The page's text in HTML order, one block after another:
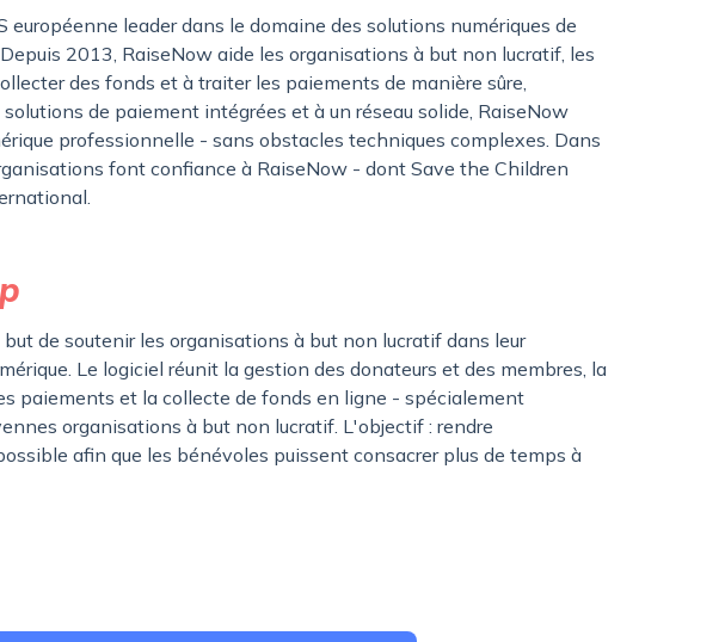
européenne leader dans le domaine des solutions numériques de
2013, RaiseNow aide les organisations à but non lucratif, les
des fonds et à traiter les paiements de manière sûre,
de paiement intégrées et à un réseau solide, RaiseNow
professionnelle - sans obstacles techniques complexes. Dans
font confiance à RaiseNow - dont Save the Children
de soutenir les organisations à but non lucratif dans leur
Le logiciel réunit la gestion des donateurs et des membres, la
paiements et la collecte de fonds en ligne - spécialement
organisations à but non lucratif. L'objectif : rendre
afin que les bénévoles puissent consacrer plus de temps à